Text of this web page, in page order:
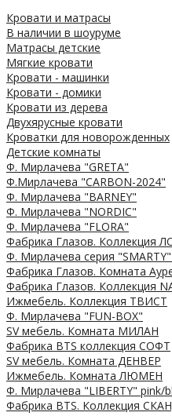
Кровати и матрасы
В наличии в шоуруме
Матрасы детские
Мягкие кровати
Кровати - машинки
Кровати - домики
Кровати из дерева
Двухярусные кровати
Кроватки для новорожденных
Детские комнаты
Ф. Мирлачева "GRETA"
Ф.Мирлачева "CARBON-2024"
Ф. Мирлачева "BARNEY"
Ф. Мирлачева "NORDIC"
Ф. Мирлачева "FLORA"
Фабрика Глазов. Коллекция
Ф. Мирлачева серия
Фабрика Глазов. Комната
Фабрика Глазов. Коллекция
Ижмебель. Коллекция ТВИСТ
Ф. Мирлачева "FUN-BOX"
SV мебель. Комната МИЛАН
Фабрика BTS коллекция СОФТ
SV мебель. Комната ДЕНВЕР
Ижмебель. Комната ЛЮМЕН
Ф. Мирлачева "LIBERTY" pink/
Фабрика BTS. Коллекция